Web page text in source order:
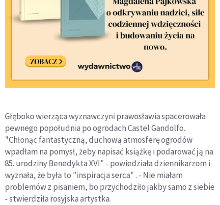
Głęboko wierząca wyznawczyni prawosławia spacerowała
pewnego popołudnia po ogrodach Castel Gandolfo.
"Chłonąc fantastyczną, duchową atmosferę ogrodów
wpadłam na pomysł, żeby napisać książkę i podarować ją na
85. urodziny Benedykta XVI" - powiedziała dziennikarzom i
wyznała, że była to "inspiracja serca" . - Nie miałam
problemów z pisaniem, bo przychodziło jakby samo z siebie
- stwierdziła rosyjska artystka.